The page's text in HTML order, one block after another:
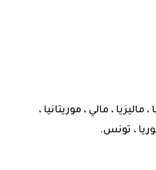
ماليزيا ، مالي ، موريتانيا ،
، تونس.